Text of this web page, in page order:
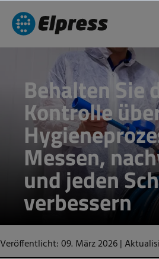
Behalten Sie
Kontrolle
Messen,
und jeden
verbessern
Veröffentlicht: 09. März 2026|